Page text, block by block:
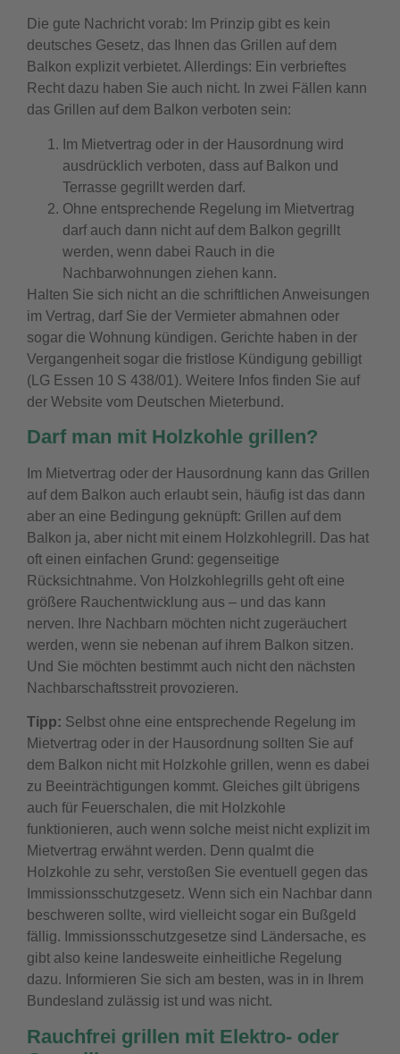
Die gute Nachricht vorab: Im Prinzip gibt es kein
deutsches Gesetz, das Ihnen das Grillen auf dem
Balkon explizit verbietet. Allerdings: Ein verbrieftes
Recht dazu haben Sie auch nicht. In zwei Fällen kann
das Grillen auf dem Balkon verboten sein:
Im Mietvertrag oder in der Hausordnung wird
ausdrücklich verboten, dass auf Balkon und
Terrasse gegrillt werden darf.
Ohne entsprechende Regelung im Mietvertrag
darf auch dann nicht auf dem Balkon gegrillt
werden, wenn dabei Rauch in die
Nachbarwohnungen ziehen kann.
Halten Sie sich nicht an die schriftlichen Anweisungen
im Vertrag, darf Sie der Vermieter abmahnen oder
sogar die Wohnung kündigen. Gerichte haben in der
Vergangenheit sogar die fristlose Kündigung gebilligt
(LG Essen 10 S 438/01). Weitere Infos finden Sie auf
der Website vom Deutschen Mieterbund.
Darf man mit Holzkohle grillen?
Im Mietvertrag oder der Hausordnung kann das Grillen
auf dem Balkon auch erlaubt sein, häufig ist das dann
aber an eine Bedingung geknüpft: Grillen auf dem
Balkon ja, aber nicht mit einem Holzkohlegrill. Das hat
oft einen einfachen Grund: gegenseitige
Rücksichtnahme. Von Holzkohlegrills geht oft eine
größere Rauchentwicklung aus – und das kann
nerven. Ihre Nachbarn möchten nicht zugeräuchert
werden, wenn sie nebenan auf ihrem Balkon sitzen.
Und Sie möchten bestimmt auch nicht den nächsten
Nachbarschaftsstreit provozieren.
Tipp: Selbst ohne eine entsprechende Regelung im
Mietvertrag oder in der Hausordnung sollten Sie auf
dem Balkon nicht mit Holzkohle grillen, wenn es dabei
zu Beeinträchtigungen kommt. Gleiches gilt übrigens
auch für Feuerschalen, die mit Holzkohle
funktionieren, auch wenn solche meist nicht explizit im
Mietvertrag erwähnt werden. Denn qualmt die
Holzkohle zu sehr, verstoßen Sie eventuell gegen das
Immissionsschutzgesetz. Wenn sich ein Nachbar dann
beschweren sollte, wird vielleicht sogar ein Bußgeld
fällig. Immissionsschutzgesetze sind Ländersache, es
gibt also keine landesweite einheitliche Regelung
dazu. Informieren Sie sich am besten, was in in Ihrem
Bundesland zulässig ist und was nicht.
Rauchfrei grillen mit Elektro- oder